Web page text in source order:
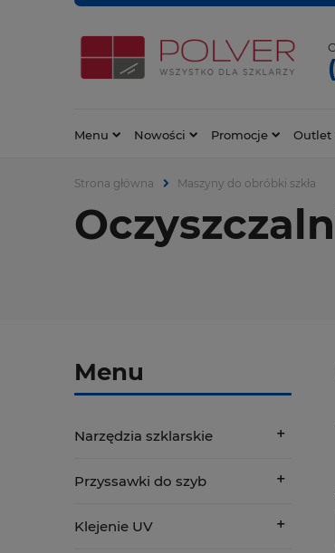
Menu Nowości Promocje Outlet
Strona główna Maszyny do obróbki szkła
Menu
Narzędzia szklarskie
Przyssawki do szyb
Klejenie UV